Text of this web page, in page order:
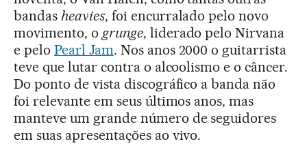
bandas heavies, foi encurralado pelo novo
movimento, o grunge, liderado pelo Nirvana
e pelo Pearl Jam. Nos anos 2000 o guitarrista
teve que lutar contra o alcoolismo e o câncer.
Do ponto de vista discográfico a banda não
foi relevante em seus últimos anos, mas
manteve um grande número de seguidores
em suas apresentações ao vivo.